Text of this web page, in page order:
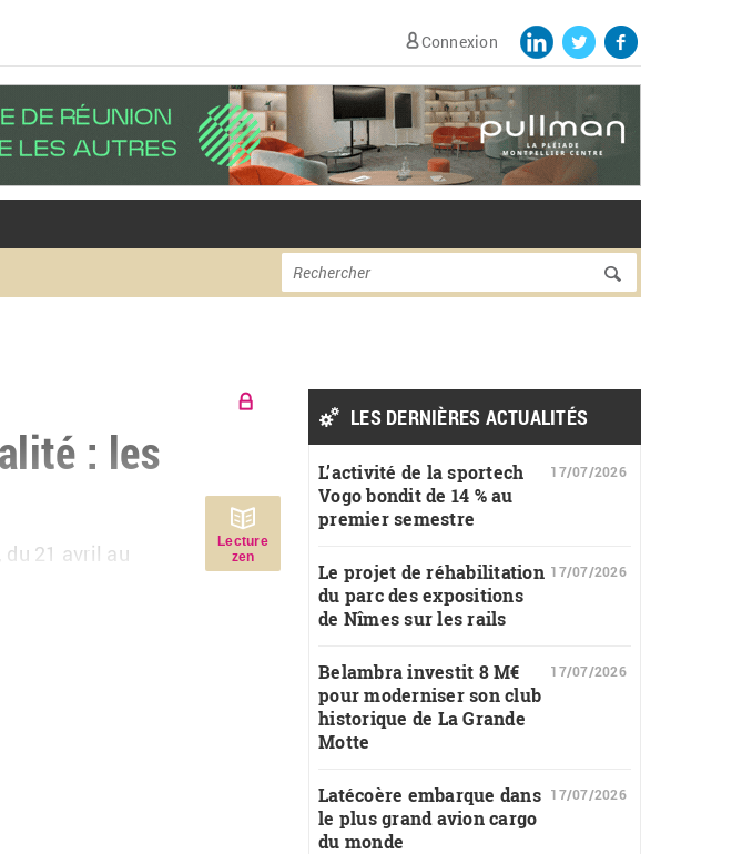
Connexion
Formulaire de
Rechercher
: les
21 avril au
Lec­ture
zen
LES DERNIÈRES ACTUALITÉS
L’activité de la sportech
Vogo bondit de 14 % au
premier semestre
17/07/2026
Le projet de réhabilitation
du parc des expositions
de Nîmes sur les rails
17/07/2026
Belambra investit 8 M€
pour moderniser son club
historique de La Grande
Motte
17/07/2026
Latécoère embarque dans
le plus grand avion cargo
du monde
17/07/2026